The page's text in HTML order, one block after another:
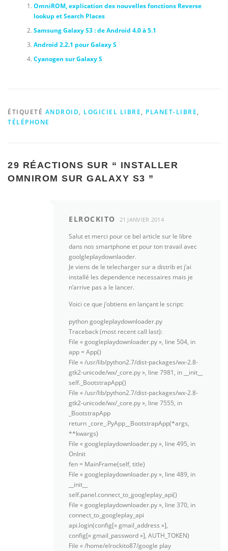
OmniROM, explication des nouvelles fonctions Reverse
lookup et Search Places
Samsung Galaxy S3 : de Android 4.0 à 5.1
Android 2.2.1 pour Galaxy S
Cyanogen sur Galaxy S
ÉTIQUETÉ ANDROID, LOGICIEL LIBRE, PLANET-LIBRE,
TÉLÉPHONE
29 RÉACTIONS SUR “ INSTALLER
OMNIROM SUR GALAXY S3 ”
ELROCKITO 21 JANVIER 2014
Salut et merci pour ce bel article sur le libre
dans nos smartphone et pour ton travail avec
goolgleplaydownlaoder.
Je viens de le telecharger sur a distrib et j’ai
installé les dependence necessaires mais je
n’arrive pas a le lancer.
Voici ce que j’obtiens en lançant le script:
python googleplaydownloader.py
Traceback (most recent call last):
File « googleplaydownloader.py », line 504, in
app = App()
File « /usr/lib/python2.7/dist-packages/wx-2.8-
gtk2-unicode/wx/_core.py », line 7981, in __init__
self._BootstrapApp()
File « /usr/lib/python2.7/dist-packages/wx-2.8-
gtk2-unicode/wx/_core.py », line 7555, in
_BootstrapApp
return _core_.PyApp__BootstrapApp(*args,
**kwargs)
File « googleplaydownloader.py », line 495, in
OnInit
fen = MainFrame(self, title)
File « googleplaydownloader.py », line 489, in
__init__
self.panel.connect_to_googleplay_api()
File « googleplaydownloader.py », line 370, in
connect_to_googleplay_api
api.login(config[« gmail_address »],
config[« gmail_password »], AUTH_TOKEN)
File « /home/elrockito87/google play